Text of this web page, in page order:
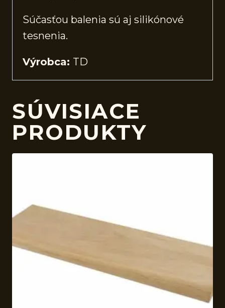
Súčasťou balenia sú aj silikónové
tesnenia.
Výrobca: TD
SÚVISIACE
PRODUKTY